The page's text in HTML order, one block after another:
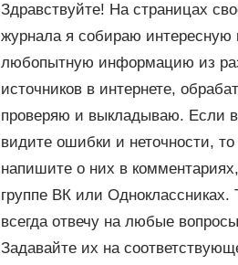
Здравствуйте! На страницах
журнала я собираю интересную
любопытную информацию из
источников в интернете,
проверяю и выкладываю. Если
видите ошибки и неточности, то
напишите о них в
группе ВК или Одноклассниках.
всегда отвечу на любые
Задавайте их на